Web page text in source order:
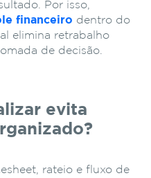
Por isso,
financeiro dentro do
elimina retrabalho
de decisão.
evita
rateio e fluxo de